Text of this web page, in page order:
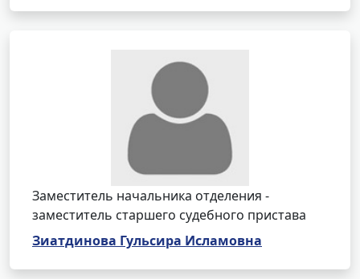
Заместитель начальника отделения -
заместитель старшего судебного пристава
Зиатдинова Гульсира Исламовна